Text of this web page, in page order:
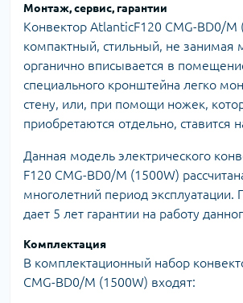
Монтаж, сервис, гарантии
Конвектор AtlanticF120 CMG-BD0/M
компактный, стильный, не занимая
органично вписывается в
специального кронштейна легко
стену, или, при помощи ножек,
приобретаются отдельно, ставится
Данная модель электрического
F120 CMG-BD0/M (1500W)
многолетний период эксплуатации.
дает 5 лет гарантии на работу
Комплектация
В комплектационный набор
CMG-BD0/M (1500W) входят: